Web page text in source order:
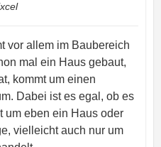
vor allem im Baubereich
mal ein Haus gebaut,
kommt um einen
Dabei ist es egal, ob es
um eben ein Haus oder
vielleicht auch nur um